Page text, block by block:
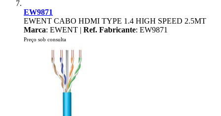
EW9871
EWENT CABO HDMI TYPE 1.4 HIGH SPEED 2.5MT
Marca: EWENT | Ref. Fabricante: EW9871
Preço sob consulta